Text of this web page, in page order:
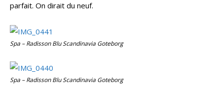
parfait. On dirait du neuf.
Spa – Radisson Blu Scandinavia Goteborg
Spa – Radisson Blu Scandinavia Goteborg